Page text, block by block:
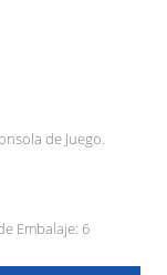
de Juego.
Embalaje: 6